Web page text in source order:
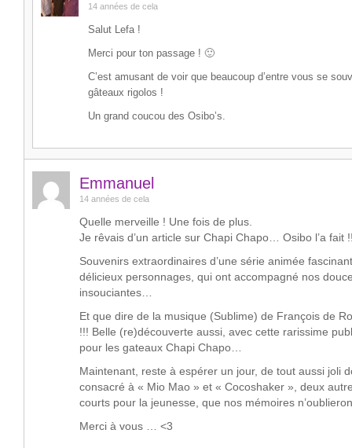
14 années de cela
Salut Lefa !
Merci pour ton passage ! 🙂
C’est amusant de voir que beaucoup d’entre vous se
gâteaux rigolos !
Un grand coucou des Osibo’s.
Emmanuel
14 années de cela
Quelle merveille ! Une fois de plus.
Je rêvais d’un article sur Chapi Chapo… Osibo l’a fait
Souvenirs extraordinaires d’une série animée
délicieux personnages, qui ont accompagné nos
insouciantes…
Et que dire de la musique (Sublime) de François de
!!! Belle (re)découverte aussi, avec cette rarissime
pour les gateaux Chapi Chapo…
Maintenant, reste à espérer un jour, de tout aussi joli
consacré à « Mio Mao » et « Cocoshaker », deux
courts pour la jeunesse, que nos mémoires
Merci à vous … <3